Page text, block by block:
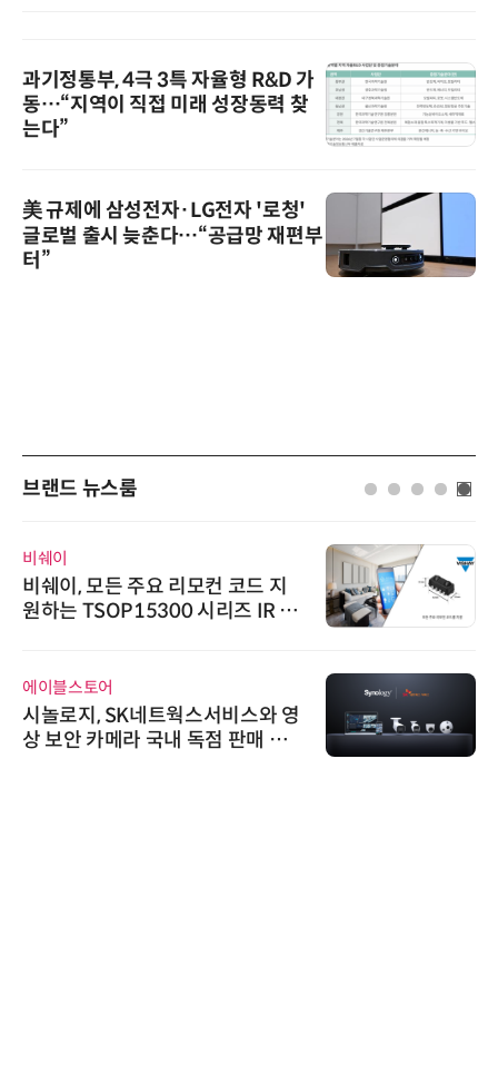
과기정통부, 4극 3특 자율형 R&D 가
동…“지역이 직접 미래 성장동력 찾
는다”
美 규제에 삼성전자·LG전자 '로청'
글로벌 출시 늦춘다…“공급망 재편부
터”
브랜드 뉴스룸
비쉐이
비쉐이, 모든 주요 리모컨 코드 지
원하는 TSOP15300 시리즈 IR 수
에이블스토어
시놀로지, SK네트웍스서비스와 영
상 보안 카메라 국내 독점 판매 파